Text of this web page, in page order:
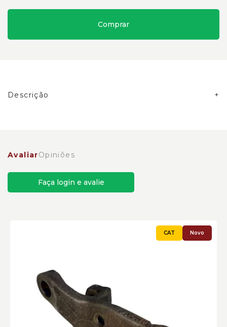
Comprar
Descrição
AvaliarOpiniões
Faça login e avalie
Novo